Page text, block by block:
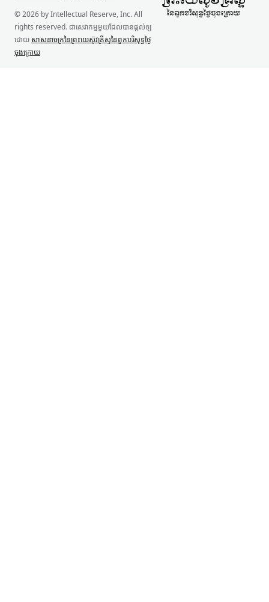
© 2026 by Intellectual Reserve, Inc. All
rights reserved. ជា​សេវាកម្ម​មួយ​ដែល​បាន​ផ្ដល់​ឲ្យ​
ដោយ សាសនាចក្រ​នៃ​ព្រះយេស៊ូវគ្រីស្ទ​នៃ​ពួក​បរិសុទ្ធ​ថ្ងៃ​
ចុង​ក្រោយ